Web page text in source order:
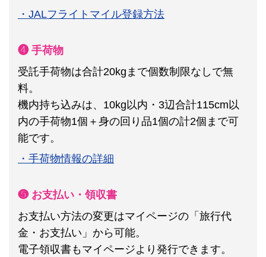
・JALフライトマイル登録方法
❹ 手荷物
受託手荷物は合計20kgまで個数制限なしで無
料。
機内持ち込みは、10kg以内・3辺合計115cm以
内の手荷物1個＋身の回り品1個の計2個まで可
能です。
・手荷物情報の詳細
❺ お支払い・領収書
お支払い方法の変更はマイページの「旅行代
金・お支払い」から可能。
電子領収書もマイページより発行できます。